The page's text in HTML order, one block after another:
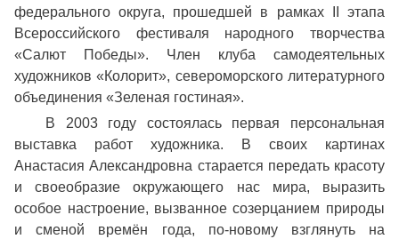
федерального округа, прошедшей в рамках II этапа
Всероссийского фестиваля народного творчества
«Салют Победы». Член клуба самодеятельных
художников «Колорит», североморского литературного
объединения «Зеленая гостиная».
В 2003 году состоялась первая персональная
выставка работ художника. В своих картинах
Анастасия Александровна старается передать красоту
и своеобразие окружающего нас мира, выразить
особое настроение, вызванное созерцанием природы
и сменой времён года, по-новому взглянуть на